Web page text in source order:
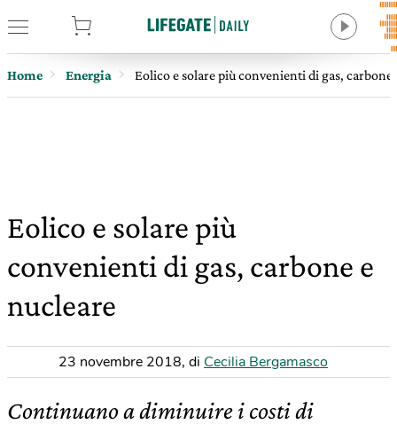
Home Energia Eolico e solare più convenienti di gas, carbone
Eolico e solare più
convenienti di gas, carbone e
nucleare
23 novembre 2018, di Cecilia Bergamasco
Continuano a diminuire i costi di